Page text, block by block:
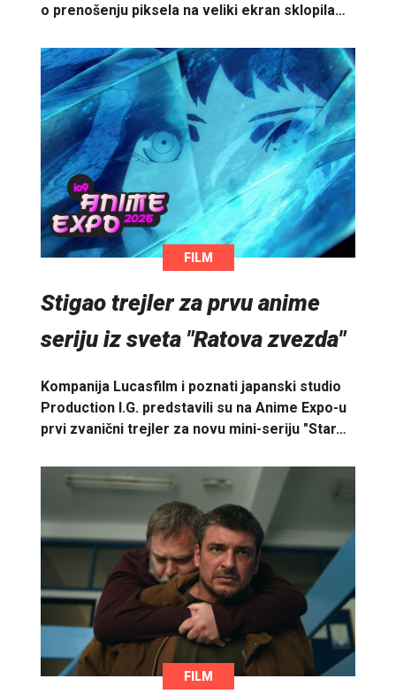
o prenošenju piksela na veliki ekran sklopila…
FILM
Stigao trejler za prvu anime
seriju iz sveta "Ratova zvezda"
Kompanija Lucasfilm i poznati japanski studio
Production I.G. predstavili su na Anime Expo-u
prvi zvanični trejler za novu mini-seriju "Star…
FILM